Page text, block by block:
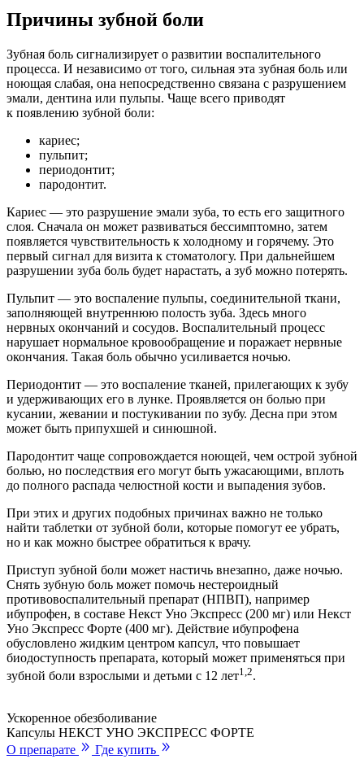
Причины зубной боли
Зубная боль сигнализирует о развитии воспалительного
процесса. И независимо от того, сильная эта зубная боль или
ноющая слабая, она непосредственно связана с разрушением
эмали, дентина или пульпы. Чаще всего приводят
к появлению зубной боли:
кариес;
пульпит;
периодонтит;
пародонтит.
Кариес — это разрушение эмали зуба, то есть его защитного
слоя. Сначала он может развиваться бессимптомно, затем
появляется чувствительность к холодному и горячему. Это
первый сигнал для визита к стоматологу. При дальнейшем
разрушении зуба боль будет нарастать, а зуб можно потерять.
Пульпит — это воспаление пульпы, соединительной ткани,
заполняющей внутреннюю полость зуба. Здесь много
нервных окончаний и сосудов. Воспалительный процесс
нарушает нормальное кровообращение и поражает нервные
окончания. Такая боль обычно усиливается ночью.
Периодонтит — это воспаление тканей, прилегающих к зубу
и удерживающих его в лунке. Проявляется он болью при
кусании, жевании и постукивании по зубу. Десна при этом
может быть припухшей и синюшной.
Пародонтит чаще сопровождается ноющей, чем острой зубной
болью, но последствия его могут быть ужасающими, вплоть
до полного распада челюстной кости и выпадения зубов.
При этих и других подобных причинах важно не только
найти таблетки от зубной боли, которые помогут ее убрать,
но и как можно быстрее обратиться к врачу.
Приступ зубной боли может настичь внезапно, даже ночью.
Снять зубную боль может помочь нестероидный
противовоспалительный препарат (НПВП), например
ибупрофен, в составе Некст Уно Экспресс (200 мг) или Некст
Уно Экспресс Форте (400 мг). Действие ибупрофена
обусловлено жидким центром капсул, что повышает
биодоступность препарата, который может применяться при
зубной боли взрослыми и детьми с 12 лет1,2.
Ускоренное обезболивание
Капсулы НЕКСТ УНО ЭКСПРЕСС ФОРТЕ
О препарате
Где купить